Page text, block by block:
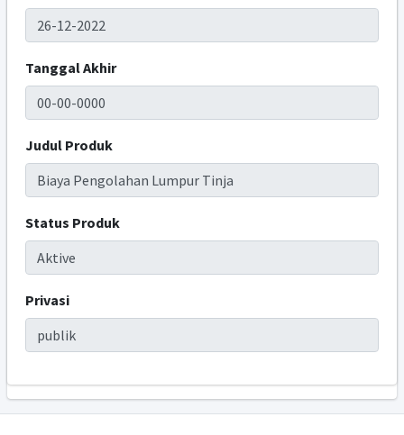
Tanggal Akhir
Judul Produk
Status Produk
Privasi